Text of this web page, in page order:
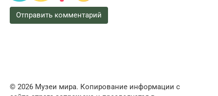
© 2026 Музеи мира. Копирование информации с